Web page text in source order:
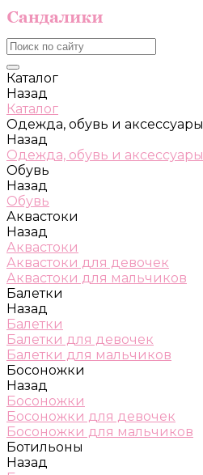
Каталог
Назад
Каталог
Одежда, обувь и аксессуары
Назад
Одежда, обувь и аксессуары
Обувь
Назад
Обувь
Аквастоки
Назад
Аквастоки
Аквастоки для девочек
Аквастоки для мальчиков
Балетки
Назад
Балетки
Балетки для девочек
Балетки для мальчиков
Босоножки
Назад
Босоножки
Босоножки для девочек
Босоножки для мальчиков
Ботильоны
Назад